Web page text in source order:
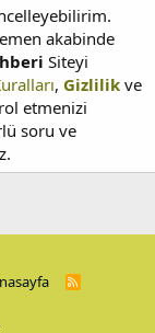
akabinde
Siteyi
, Gizlilik ve
etmenizi
soru ve
R